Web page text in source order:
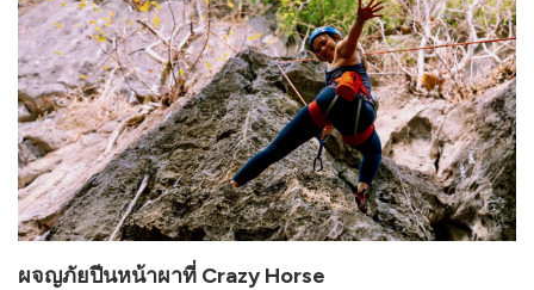
ผจญภัยปีนหน้าผาที่ Crazy Horse